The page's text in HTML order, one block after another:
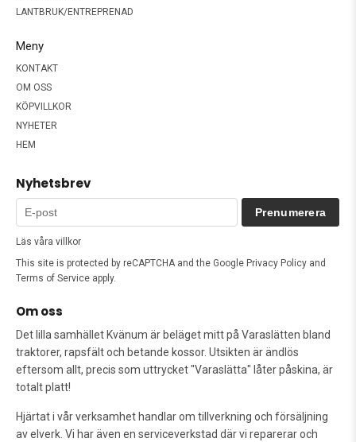
LANTBRUK/ENTREPRENAD
Meny
KONTAKT
OM OSS
KÖPVILLKOR
NYHETER
HEM
Nyhetsbrev
Prenumerera
Läs våra villkor
This site is protected by reCAPTCHA and the Google Privacy Policy and
Terms of Service apply.
Om oss
Det lilla samhället Kvänum är beläget mitt på Varaslätten bland
traktorer, rapsfält och betande kossor. Utsikten är ändlös
eftersom allt, precis som uttrycket "Varaslätta" låter påskina, är
totalt platt!
Hjärtat i vår verksamhet handlar om tillverkning och försäljning
av elverk. Vi har även en serviceverkstad där vi reparerar och